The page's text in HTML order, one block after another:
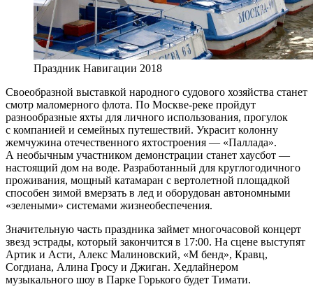
Праздник Навигации 2018
Своеобразной выставкой народного судового хозяйства станет
смотр маломерного флота. По Москве-реке пройдут
разнообразные яхты для личного использования, прогулок
с компанией и семейных путешествий. Украсит колонну
жемчужина отечественного яхтостроения — «Паллада».
А необычным участником демонстрации станет хаусбот —
настоящий дом на воде. Разработанный для круглогодичного
проживания, мощный катамаран с вертолетной площадкой
способен зимой вмерзать в лед и оборудован автономными
«зелеными» системами жизнеобеспечения.
Значительную часть праздника займет многочасовой концерт
звезд эстрады, который закончится в 17:00. На сцене выступят
Артик и Асти, Алекс Малиновский, «М бенд», Кравц,
Согдиана, Алина Гросу и Джиган. Хедлайнером
музыкального шоу в Парке Горького будет Тимати.